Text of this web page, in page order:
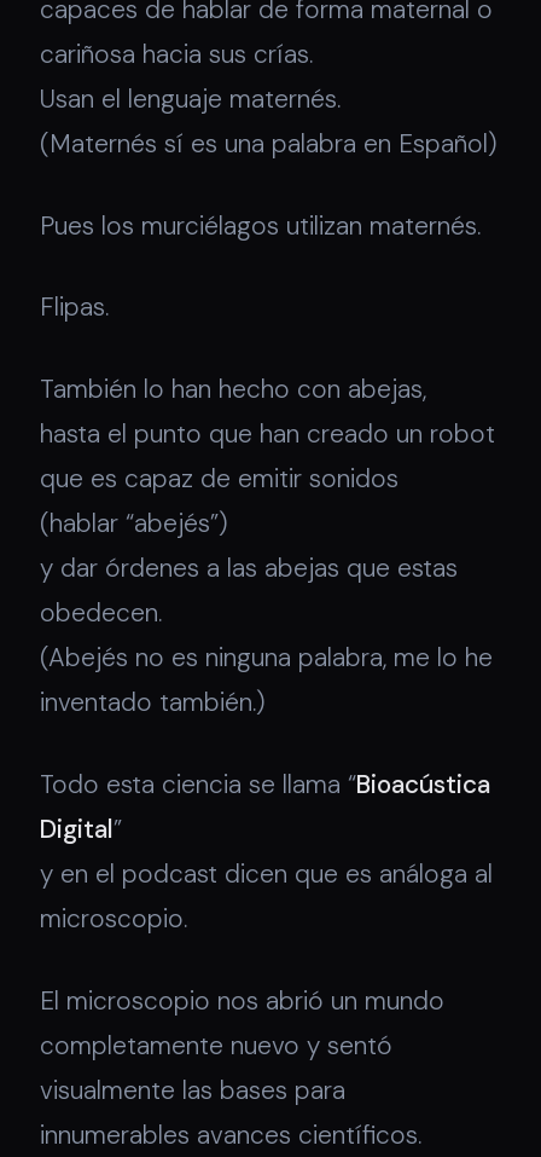
capaces de hablar de forma maternal o
cariñosa hacia sus crías.
Usan el lenguaje maternés.
(Maternés sí es una palabra en Español)
Pues los murciélagos utilizan maternés.
Flipas.
También lo han hecho con abejas,
hasta el punto que han creado un robot
que es capaz de emitir sonidos
(hablar “abejés”)
y dar órdenes a las abejas que estas
obedecen.
(Abejés no es ninguna palabra, me lo he
inventado también.)
Todo esta ciencia se llama “Bioacústica
Digital”
y en el podcast dicen que es análoga al
microscopio.
El microscopio nos abrió un mundo
completamente nuevo y sentó
visualmente las bases para
innumerables avances científicos.